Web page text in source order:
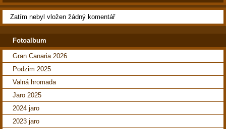
Zatím nebyl vložen žádný komentář
Fotoalbum
Gran Canaria 2026
Podzim 2025
Valná hromada
Jaro 2025
2024 jaro
2023 jaro